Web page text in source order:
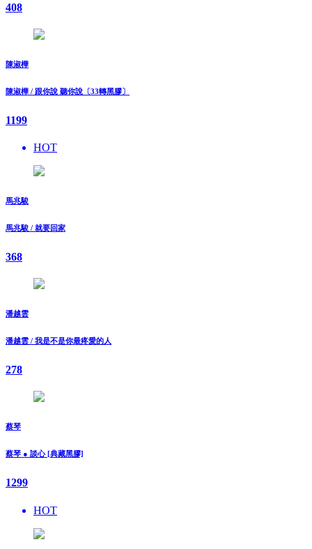
408
陳淑樺
陳淑樺 / 跟你說 聽你說〔33轉黑膠〕
1199
HOT
馬兆駿
馬兆駿 / 就要回家
368
潘越雲
潘越雲 / 我是不是你最疼愛的人
278
蔡琴
蔡琴 ● 談心 [典藏黑膠]
1299
HOT